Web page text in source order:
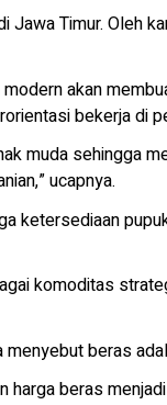
Jawa Timur. Oleh
akan
bekerja di
muda sehingga
ucapnya.
ketersediaan
komoditas
beras
harga beras